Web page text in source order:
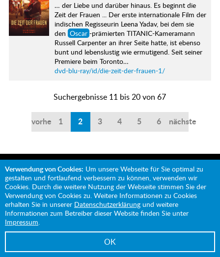
… der Liebe und darüber hinaus. Es beginnt die
Zeit der Frauen ... Der erste internationale Film der
indischen Regisseurin Leena Yadav, bei dem sie
den Oscar -prämierten TITANIC-Kameramann
Russell Carpenter an ihrer Seite hatte, ist ebenso
bunt und lebenslustig wie ermutigend. Seit seiner
Premiere beim Toronto…
dvd-blu-ray/id/die-zeit-der-frauen-1/
Suchergebnisse 11 bis 20 von 67
vorherige
1 2 3 4 5 6 nächste
Mit Unterstützung von:
Datenschutz
Verwendung von Cookies: Um unsere Webseite für Sie optimal zu
gestalten und fortlaufend verbessern zu können, verwenden wir
Cookies. Durch die weitere Nutzung der Webseite stimmen Sie der
Verwendung von Cookies zu. Weitere Informationen zu Cookies
erhalten Sie in unserer Datenschutzerklärung und weitere
Informationen zum Betreiber dieser Website finden Sie unter
Impressum.
OK